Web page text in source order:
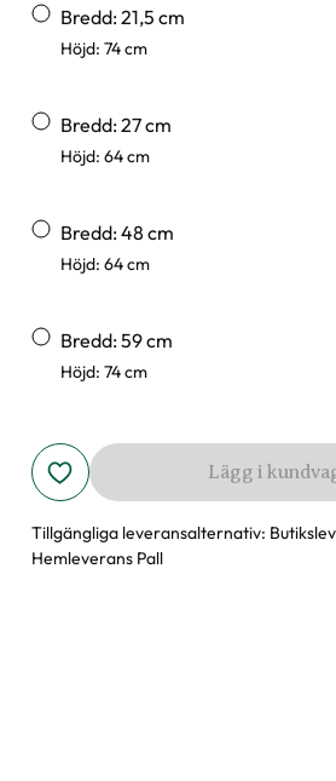
Bredd: 21,5 cm
Höjd: 74 cm
Bredd: 27 cm
Höjd: 64 cm
Bredd: 48 cm
Höjd: 64 cm
Bredd: 59 cm
Höjd: 74 cm
Lägg i
Tillgängliga leveransalternativ:
Hemleverans Pall